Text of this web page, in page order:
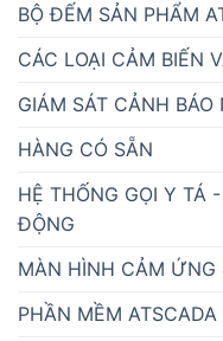
BỘ ĐẾM SẢN PHẨM
CÁC LOẠI CẢM BIẾN
GIÁM SÁT CẢNH BÁO
HÀNG CÓ SẴN
HỆ THỐNG GỌI Y TÁ
ĐỘNG
MÀN HÌNH CẢM ỨNG
PHẦN MỀM ATSCADA